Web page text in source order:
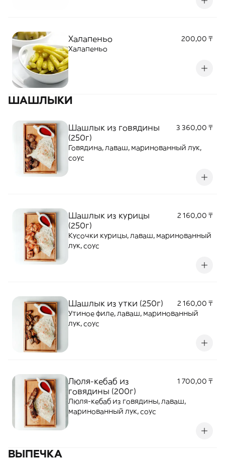
Халапеньо
200,00 ₸
Халапеньо
ШАШЛЫКИ
Шашлык из говядины
(250г)
3 360,00 ₸
Говядина, лаваш, маринованный лук,
соус
Шашлык из курицы
(250г)
2 160,00 ₸
Кусочки курицы, лаваш, маринованный
лук, соус
Шашлык из утки (250г)
2 160,00 ₸
Утиное филе, лаваш, маринованный
лук, соус
Люля-кебаб из
говядины (200г)
1 700,00 ₸
Люля-кебаб из говядины, лаваш,
маринованный лук, соус
ВЫПЕЧКА